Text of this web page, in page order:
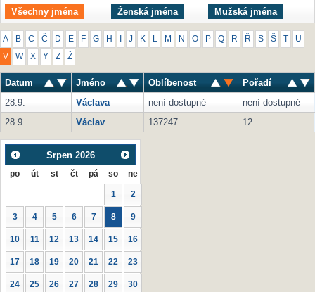
Všechny jména Ženská jména Mužská jména
A B C Č D E F G H J K M N O P Q R Ř S Š U
V W X Y Z Ž
Datum Jméno Oblíbenost
Pořadí
28.9.
Václava není dostupné
není dostupné
28.9.
Václav 137247 12
Srpen 2026
po út st čt pá so ne
1 2
3 4 5 6 7 8 9
10 11 12 13 14 15 16
17 18 19 20 21 22 23
24 25 26 27 28 29 30